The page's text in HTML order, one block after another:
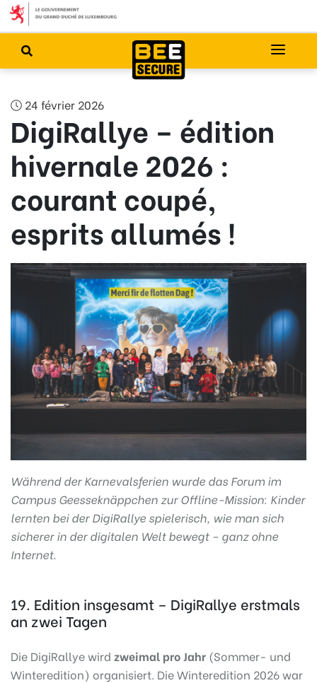
24 février 2026
DigiRallye – édition
hivernale 2026 :
courant coupé,
esprits allumés !
Während der Karnevalsferien wurde das Forum im
Campus Geesseknäppchen zur Offline-Mission: Kinder
lernten bei der DigiRallye spielerisch, wie man sich
sicherer in der digitalen Welt bewegt – ganz ohne
Internet.
19. Edition insgesamt – DigiRallye erstmals
an zwei Tagen
Die DigiRallye wird zweimal pro Jahr (Sommer- und
Winteredition) organisiert. Die Winteredition 2026 war